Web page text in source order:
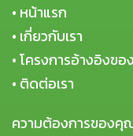
• หน้าแรก
• เกี่ยวกับเรา
•โครงการอ้างอิงขอ
• ติดต่อเรา
ความต้องการของคุ